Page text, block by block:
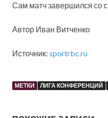
Сам матч завершился со
Автор Иван Витченко
Источник: sportrbc.ru
МЕТКИ ЛИГА КОНФЕРЕНЦИЙ